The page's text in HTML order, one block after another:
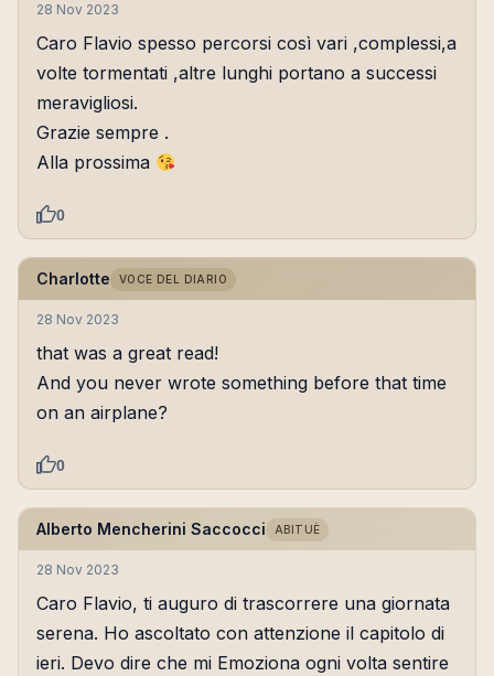
28 Nov 2023
Caro Flavio spesso percorsi così vari ,complessi,a
volte tormentati ,altre lunghi portano a successi
meravigliosi.
Grazie sempre .
Alla prossima
0
Charlotte VOCE DEL DIARIO
28 Nov 2023
that was a great read!
And you never wrote something before that time
on an airplane?
0
Alberto Mencherini Saccocci ABITUÈ
28 Nov 2023
Caro Flavio, ti auguro di trascorrere una giornata
serena. Ho ascoltato con attenzione il capitolo di
ieri. Devo dire che mi Emoziona ogni volta sentire